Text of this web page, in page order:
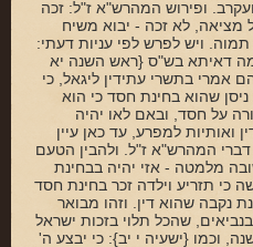
ופירוש המהרש"א ז"ל: זכה
לא זכה - יבוא משיח
ויש לפרש לפי עניות דעתי:
דאיתא בש"ס {ראש השנה יא
אמרי בתשרי עתידין ליגאל, כי
שהוא בחינת חסד כי הוא
על חסד, ובאם לאו יהיה
ואותיות למפרע, עד כאן עיין
המהרש"א ז"ל. ולהבין הטעם
מלמטה - אזי יהיה בבחינת
כי תזריע וילדה זכר בחינת חסד
נקבה שהוא דין. וזהו מבואר
שהכל תלוי בזכות ישראל
וכמו {ישעיה י יב}: כי יבצע ה'